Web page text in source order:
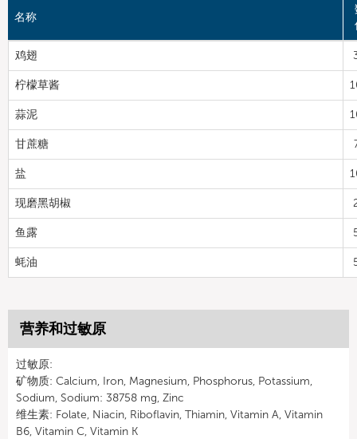
名称
鸡翅
柠檬草酱
蒜泥
甘蔗糖
盐
现磨黑胡椒
鱼露
蚝油
营养和过敏原
过敏原:
矿物质: Calcium, Iron, Magnesium, Phosphorus, Potassium,
Sodium, Sodium: 38758 mg, Zinc
维生素: Folate, Niacin, Riboflavin, Thiamin, Vitamin A, Vitamin
B6, Vitamin C, Vitamin K